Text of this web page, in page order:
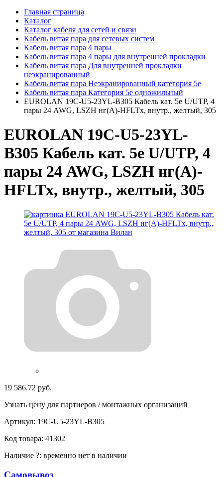
Главная страница
Каталог
Каталог кабеля для сетей и связи
Кабель витая пара для сетевых систем
Кабель витая пара 4 пары
Кабель витая пара 4 пары для внутренней прокладки
Кабель витая пара Для внутренней прокладки
неэкранированный
Кабель витая пара Неэкранированный категория 5е
Кабель витая пара Категория 5е одножильный
EUROLAN 19C-U5-23YL-B305 Кабель кат. 5е U/UTP, 4
пары 24 AWG, LSZH нг(A)-HFLTx, внутр., желтый, 305
EUROLAN 19C-U5-23YL-
B305 Кабель кат. 5е U/UTP, 4
пары 24 AWG, LSZH нг(A)-
HFLTx, внутр., желтый, 305
19 586.72 руб.
Узнать цену для партнеров / монтажных организаций
Артикул: 19C-U5-23YL-B305
Код товара: 41302
Наличие ?: временно нет в наличии
Самовывоз